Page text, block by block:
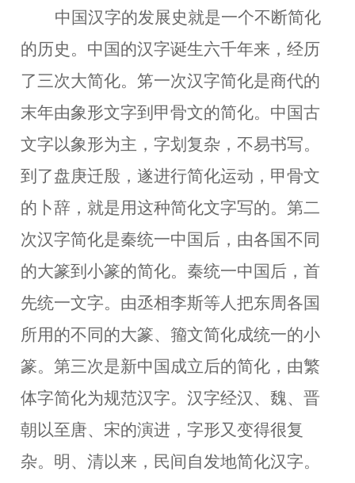
中国汉字的发展史就是一个不断简化
的历史 。中国的汉字诞生六千年来，经历
了三次大简化。笫一次汉字简化是商代的
末年由象形文字到甲骨文的简化。 中国古
文字以象形为主 ，字划复杂 ， 不易书写。
到了盘庚迁殷，遂进行简化运动，甲骨文
的卜辞，就是用这种简化文字写的。第二
次汉字简化是秦统一中 国后 ， 由各国不同
的大篆到小篆的简化。 秦统一中国后，首
先统一文字。由丞相李斯等人把东周各国
所用的不同的大篆、籀文简化成统一的小
篆。第三次是新中国成立后的简化，由繁
体字简化为规范汉字。汉字经汉、魏、晋
朝以至唐、宋的演进，字形又变得很复
杂。明、清以来，民间自发地简化汉字。